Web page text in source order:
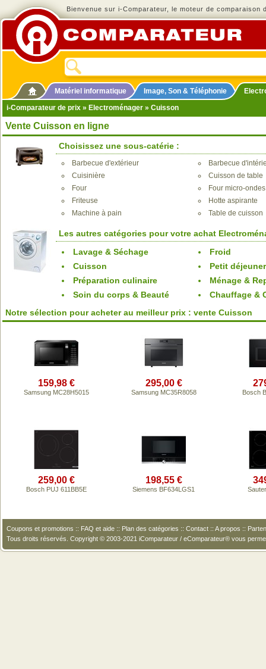
Bienvenue sur i-Comparateur, le moteur de comparaison
Matériel informatique Image, Son & Téléphonie
i-Comparateur de prix » Electroménager » Cuisson
Vente Cuisson en ligne
Choisissez une sous-catérie :
Barbecue d'extérieur
Barbecue
Cuisinière
Cuisson de table
Four
Four micro-ondes
Friteuse
Hotte aspirante
Machine à pain
Table de cuisson
Les autres catégories pour votre achat
Lavage & Séchage
Froid
Cuisson
Petit déjeuner
Préparation culinaire
Ménage &
Soin du corps & Beauté
Chauffage &
Notre sélection pour acheter au meilleur prix : vente Cuisson
159,98 €
Samsung MC28H5015
295,00 €
Samsung MC35R8058 Bosch
259,00 €
Bosch PUJ 611BB5E
198,55 €
Siemens BF634LGS1
Coupons et promotions :: FAQ et aide :: Plan des catégories :: Contact :: A propos ::
Tous droits réservés. Copyright © 2003-2021 iComparateur / eComparateur® vous